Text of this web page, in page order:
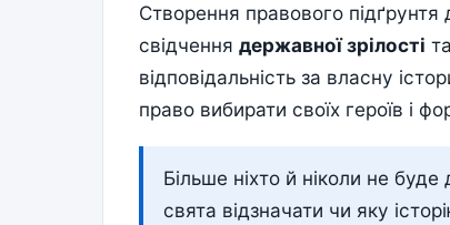
Створення правового підґрунтя
свідчення державної зрілості
відповідальність за власну
право вибирати своїх героїв і
Більше ніхто й ніколи не
свята відзначати чи яку